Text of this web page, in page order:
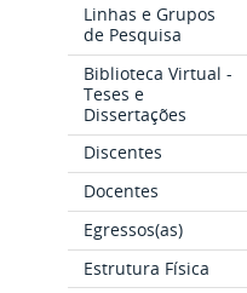
Linhas e Grupos
de Pesquisa
Biblioteca Virtual -
Teses e
Dissertações
Discentes
Docentes
Egressos(as)
Estrutura Física